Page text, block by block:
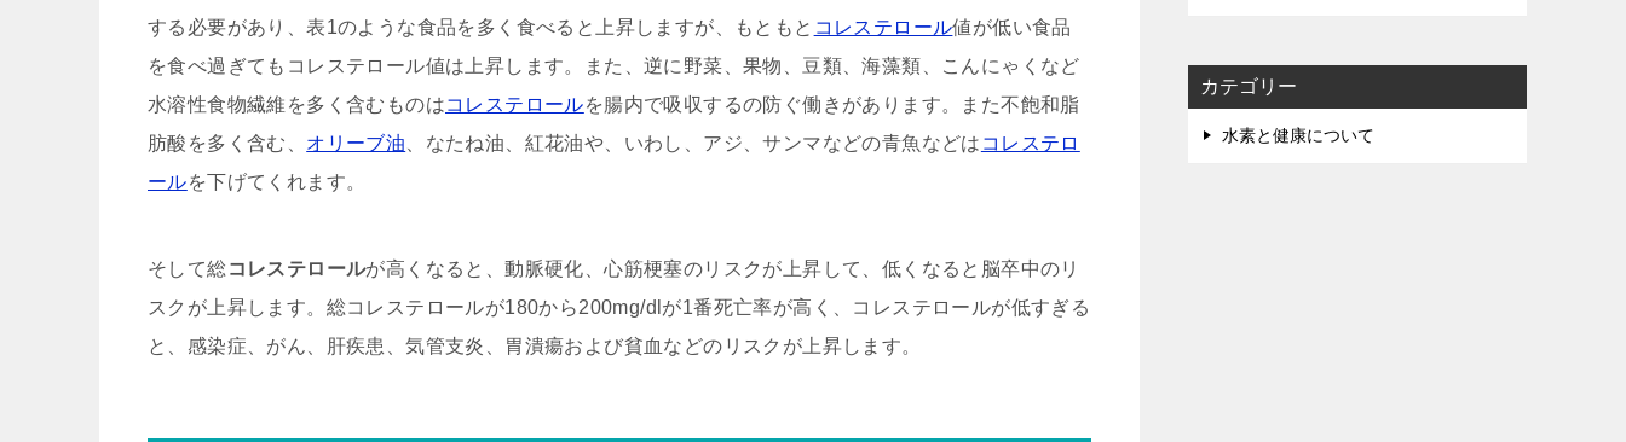
する必要があり、表1のような食品を多く食べると上昇しますが、もともと コレステロール値が低い食品
を食べ過ぎてもコレステロール値は上昇します。また、逆に野菜、果物、豆類、海藻類、こんにゃくなど
水溶性食物繊維を多く含むものはコレステロールを腸内で吸収するの防ぐ働きがあります。また不飽和脂
肪酸を多く含む、 オリーブ油 、なたね油、紅花油や、いわし、アジ、サンマなどの青魚などは コレステロ
ールを下げてくれます。
そして総 コレステロールが高くなると、動脈硬化、心筋梗塞のリスクが上昇して、低くなると脳卒中のリ
スクが上昇します。総コレステロールが180から200mg/dlが1番死亡率が高く、コレステロールが低すぎる
と、感染症、がん、肝疾患、気管支炎、胃潰瘍および貧血などのリスクが上昇します。
カテゴリー
水素と健康について